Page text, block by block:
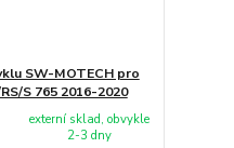
SW-MOTECH pro
S 765 2016-2020
externí sklad, obvykle
2-3 dny